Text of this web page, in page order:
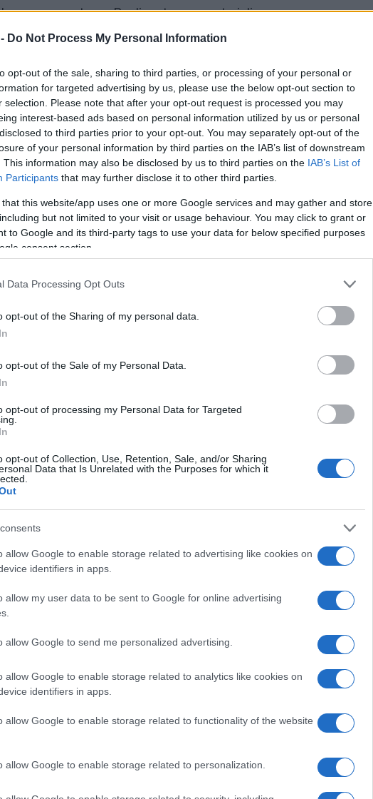
Do Not Process My Personal Information
opt-out of the sale, sharing to third parties, or processing of your personal or
for targeted advertising by us, please use the below opt-out section to
selection. Please note that after your opt-out request is processed you may
interest-based ads based on personal information utilized by us or personal
to third parties prior to your opt-out. You may separately opt-out of the
of your personal information by third parties on the IAB’s list of downstream
This information may also be disclosed by us to third parties on the IAB’s List of
Participants that may further disclose it to other third parties.
that this website/app uses one or more Google services and may gather and store
but not limited to your visit or usage behaviour. You may click to grant or
to Google and its third-party tags to use your data for below specified purposes
consent section.
Data Processing Opt Outs
opt-out of the Sharing of my personal data.
opt-out of the Sale of my Personal Data.
opt-out of processing my Personal Data for Targeted
opt-out of Collection, Use, Retention, Sale, and/or Sharing
Data that Is Unrelated with the Purposes for which it
allow Google to enable storage related to advertising like cookies on
identifiers in apps.
allow my user data to be sent to Google for online advertising
allow Google to send me personalized advertising.
allow Google to enable storage related to analytics like cookies on
identifiers in apps.
allow Google to enable storage related to functionality of the website
allow Google to enable storage related to personalization.
sano e gustoso. Realizzata con materiali
consente di cuocere i cibi a vapore,
Un’opzione ecologica che ti permette di
per uno stile di vita equilibrato.E perché non
scegliere un metodo di cottura che
alimenti.Hai mai notato come le verdure
verdure al pesce, dalla carne ai dolci.
circola liberamente, permettendo una
sapori originali. Immagina di assaporare una
intenso e la consistenza tenera.
consentendo di cuocere più ingredienti
e proprio toccasana per chi ama preparare
dove diverse farciture possono cuocere
vaporiera
di bambù, è fondamentale seguire alcune
Dopo ogni utilizzo, lavala con acqua tiepida e